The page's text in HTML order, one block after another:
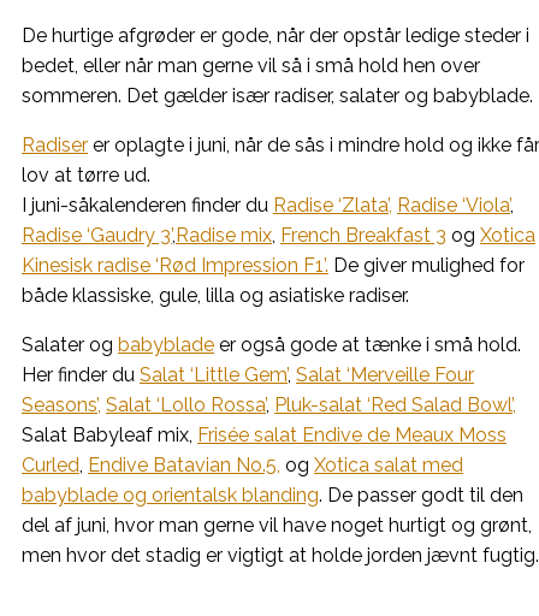
De hurtige afgrøder er gode, når der opstår ledige steder i
bedet, eller når man gerne vil så i små hold hen over
sommeren. Det gælder især radiser, salater og babyblade.
Radiser er oplagte i juni, når de sås i mindre hold og ikke får
lov at tørre ud.
I juni-såkalenderen finder du Radise ‘Zlata’, Radise ‘Viola’,
Radise ‘Gaudry 3’, Radise mix, French Breakfast 3 og Xotica
Kinesisk radise ‘Rød Impression F1’. De giver mulighed for
både klassiske, gule, lilla og asiatiske radiser.
Salater og babyblade er også gode at tænke i små hold.
Her finder du Salat ‘Little Gem’, Salat ‘Merveille Four
Seasons’, Salat ‘Lollo Rossa’, Pluk-salat ‘Red Salad Bowl’,
Salat Babyleaf mix, Frisée salat Endive de Meaux Moss
Curled, Endive Batavian No.5, og Xotica salat med
babyblade og orientalsk blanding. De passer godt til den
del af juni, hvor man gerne vil have noget hurtigt og grønt,
men hvor det stadig er vigtigt at holde jorden jævnt fugtig.